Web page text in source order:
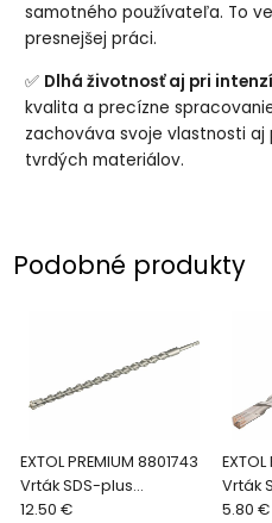
samotného používateľa. To
presnejšej práci.
✅ Dlhá životnosť aj pri
kvalita a precízne
zachováva svoje vlastnosti
tvrdých materiálov.
Podobné produkty
EXTOL PREMIUM 8801743
Vrták SDS-plus
štvorbritý, Ø22x460mm
12.50 €
Vrták
5.80 €